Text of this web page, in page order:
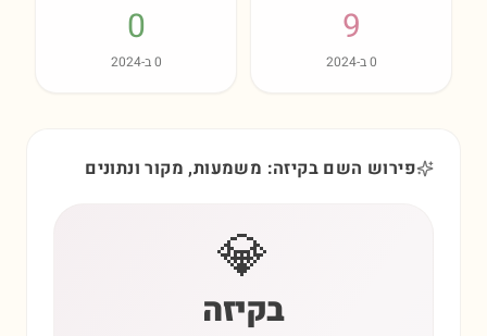
9
0ב-2024
0
0ב-2024
פירוש השם בקיזה: משמעות, מקור ונתונים
💎
בקיזה